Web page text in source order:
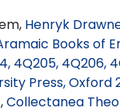
Henryk
Books of
4Q205, 4Q206,
Press, Oxford
,Collectanea